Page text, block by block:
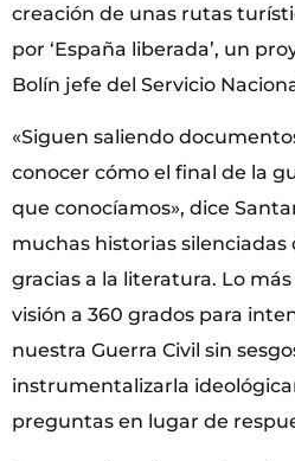
creación de unas rutas
por ‘España liberada’, un
Bolín jefe del Servicio
«Siguen saliendo
conocer cómo el final de la
que conocíamos», dice
muchas historias silenciadas
gracias a la literatura. Lo
visión a 360 grados para
nuestra Guerra Civil sin
instrumentalizarla
preguntas en lugar de